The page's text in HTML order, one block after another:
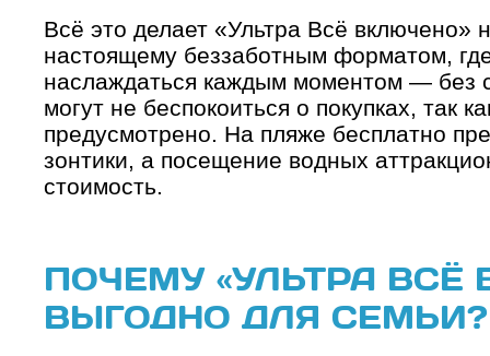
Всё это делает «Ультра Всё включено»
настоящему беззаботным форматом,
наслаждаться каждым моментом — без
могут не беспокоиться о покупках, так
предусмотрено. На пляже бесплатно
зонтики, а посещение водных
стоимость.
ПОЧЕМУ «УЛЬТРА ВСЁ
ВЫГОДНО ДЛЯ СЕМЬИ?